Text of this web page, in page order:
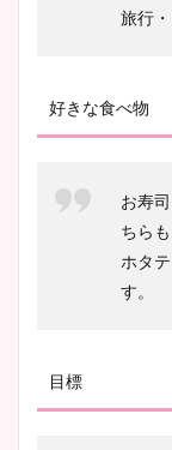
旅行
好きな食べ物
お寿
ちら
ホタ
す。
目標